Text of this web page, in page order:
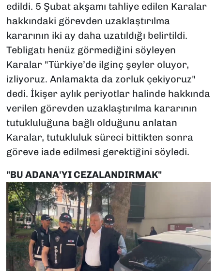
edildi. 5 Şubat akşamı tahliye edilen Karalar
hakkındaki görevden uzaklaştırılma
kararının iki ay daha uzatıldığı belirtildi.
Tebligatı henüz görmediğini söyleyen
Karalar "Türkiye’de ilginç şeyler oluyor,
izliyoruz. Anlamakta da zorluk çekiyoruz"
dedi. İkişer aylık periyotlar halinde hakkında
verilen görevden uzaklaştırılma kararının
tutukluluğuna bağlı olduğunu anlatan
Karalar, tutukluluk süreci bittikten sonra
göreve iade edilmesi gerektiğini söyledi.
"BU ADANA'YI CEZALANDIRMAK"